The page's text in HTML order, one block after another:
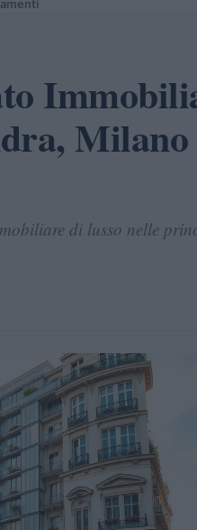
Milano
di lusso nelle